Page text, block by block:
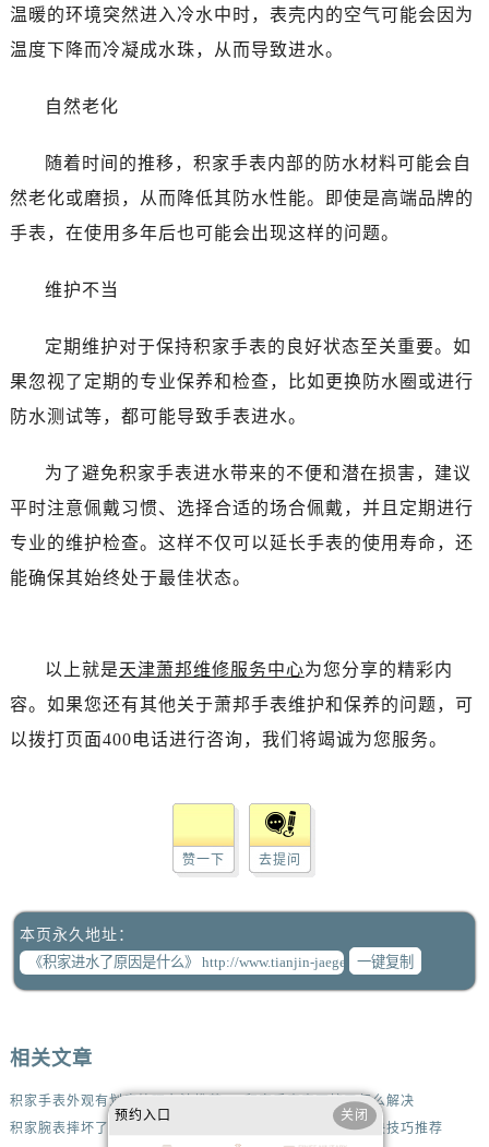
温暖的环境突然进入冷水中时，表壳内的空气可能会因为
温度下降而冷凝成水珠，从而导致进水。
自然老化
随着时间的推移，积家手表内部的防水材料可能会自
然老化或磨损，从而降低其防水性能。即使是高端品牌的
手表，在使用多年后也可能会出现这样的问题。
维护不当
定期维护对于保持积家手表的良好状态至关重要。如
果忽视了定期的专业保养和检查，比如更换防水圈或进行
防水测试等，都可能导致手表进水。
为了避免积家手表进水带来的不便和潜在损害，建议
平时注意佩戴习惯、选择合适的场合佩戴，并且定期进行
专业的维护检查。这样不仅可以延长手表的使用寿命，还
能确保其始终处于最佳状态。
以上就是天津萧邦维修服务中心为您分享的精彩内
容。如果您还有其他关于萧邦手表维护和保养的问题，可
以拨打页面400电话进行咨询，我们将竭诚为您服务。
赞一下 去提问
本页永久地址：
一键复制
相关文章
积家手表外观有划痕处理办法推荐
积家手表表耳掉了怎么解决
积家腕表摔坏了解决技巧盘点
积家手表表带太紧解决技巧推荐
预约入口 关闭